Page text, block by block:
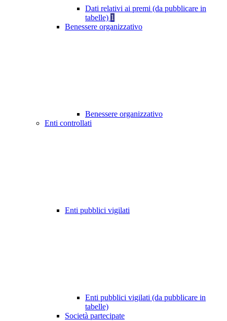
Dati relativi ai premi (da pubblicare in
tabelle) 1
Benessere organizzativo
Benessere organizzativo
Enti controllati
Enti pubblici vigilati
Enti pubblici vigilati (da pubblicare in
tabelle)
Società partecipate